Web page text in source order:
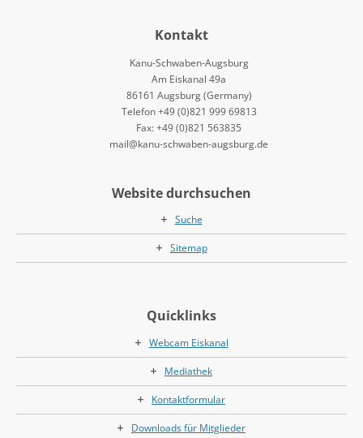
Kontakt
Kanu-Schwaben-Augsburg
Am Eiskanal 49a
86161 Augsburg (Germany)
Telefon +49 (0)821 999 69813
Fax: +49 (0)821 563835
mail@kanu-schwaben-augsburg.de
Website durchsuchen
Suche
Sitemap
Quicklinks
Webcam Eiskanal
Mediathek
Kontaktformular
Downloads für Mitglieder